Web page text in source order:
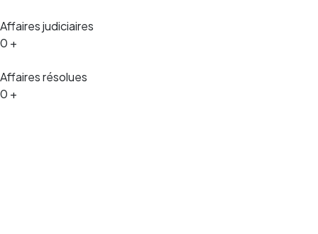
Affaires judiciaires
0 +
Affaires résolues
0 +